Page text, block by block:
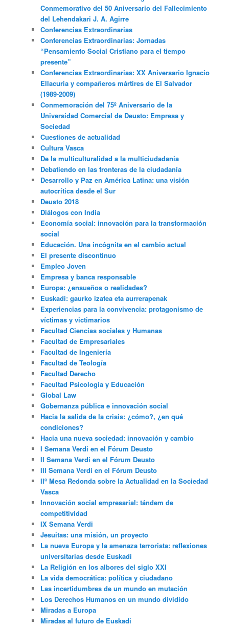
Conmemorativo del 50 Aniversario del Fallecimiento
del Lehendakari J. A. Agirre
Conferencias Extraordinarias
Conferencias Extraordinarias: Jornadas
“Pensamiento Social Cristiano para el tiempo
presente”
Conferencias Extraordinarias: XX Aniversario Ignacio
Ellacuria y compañeros mártires de El Salvador
(1989-2009)
Conmemoración del 75º Aniversario de la
Universidad Comercial de Deusto: Empresa y
Sociedad
Cuestiones de actualidad
Cultura Vasca
De la multiculturalidad a la multiciudadania
Debatiendo en las fronteras de la ciudadanía
Desarrollo y Paz en América Latina: una visión
autocrítica desde el Sur
Deusto 2018
Diálogos con India
Economía social: innovación para la transformación
social
Educación. Una incógnita en el cambio actual
El presente discontinuo
Empleo Joven
Empresa y banca responsable
Europa: ¿ensueños o realidades?
Euskadi: gaurko izatea eta aurrerapenak
Experiencias para la convivencia: protagonismo de
víctimas y victimarios
Facultad Ciencias sociales y Humanas
Facultad de Empresariales
Facultad de Ingeniería
Facultad de Teología
Facultad Derecho
Facultad Psicología y Educación
Global Law
Gobernanza pública e innovación social
Hacia la salida de la crisis: ¿cómo?, ¿en qué
condiciones?
Hacia una nueva sociedad: innovación y cambio
I Semana Verdi en el Fórum Deusto
II Semana Verdi en el Fórum Deusto
III Semana Verdi en el Fórum Deusto
IIº Mesa Redonda sobre la Actualidad en la Sociedad
Vasca
Innovación social empresarial: tándem de
competitividad
IX Semana Verdi
Jesuitas: una misión, un proyecto
La nueva Europa y la amenaza terrorista: reflexiones
universitarias desde Euskadi
La Religión en los albores del siglo XXI
La vida democrática: política y ciudadano
Las incertidumbres de un mundo en mutación
Los Derechos Humanos en un mundo dividido
Miradas a Europa
Miradas al futuro de Euskadi